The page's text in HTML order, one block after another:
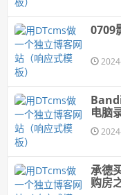
0709
电脑
承德
购房